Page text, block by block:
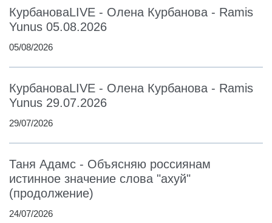
КурбановаLIVE - Олена Курбанова - Ramis
Yunus 05.08.2026
05/08/2026
КурбановаLIVE - Олена Курбанова - Ramis
Yunus 29.07.2026
29/07/2026
Таня Адамс - Объясняю россиянам
истинное значение слова "ахуй"
(продолжение)
24/07/2026